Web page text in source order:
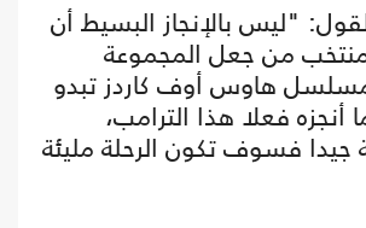
"ليس بالإنجاز البسيط أن
من جعل المجموعة
هاوس أوف كاردز تبدو
أنجزه فعلا هذا الترامب،
جيدا فسوف تكون الرحلة مليئة